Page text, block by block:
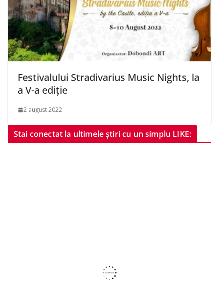
Festivalului Stradivarius Music Nights, la
a V-a ediție
2 august 2022
Stai conectat la ultimele știri cu un simplu LIKE: